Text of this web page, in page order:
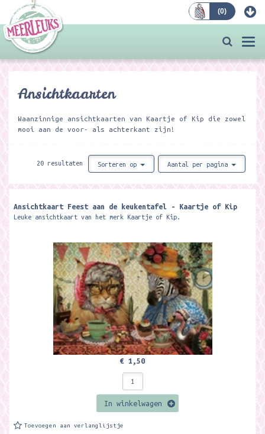
(0)
Ansichtkaarten
Waanzinnige ansichtkaarten van Kaartje of Kip die zowel
mooi aan de voor- als achterkant zijn!
20 resultaten Sorteren op Aantal per pagina
Ansichtkaart Feest aan de keukentafel - Kaartje of Kip
Leuke ansichtkaart van het merk Kaartje of Kip.
€ 1,50
In winkelwagen
Toevoegen aan verlanglijstje